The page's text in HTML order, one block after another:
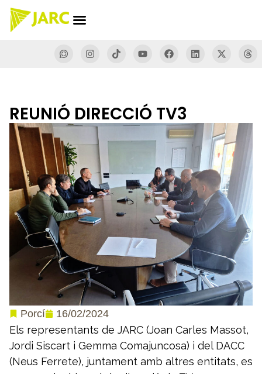
REUNIÓ DIRECCIÓ TV3
Porcí 16/02/2024
Els representants de JARC (Joan Carles Massot,
Jordi Siscart i Gemma Comajuncosa) i del DACC
(Neus Ferrete), juntament amb altres entitats, es